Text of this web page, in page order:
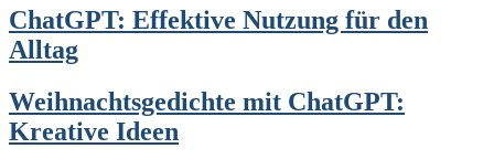
ChatGPT: Effektive Nutzung für den
Alltag
Weihnachtsgedichte mit ChatGPT:
Kreative Ideen